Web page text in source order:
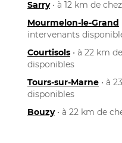
Sarry• à 12 km de
Mourmelon-le-Grand
intervenants
Courtisols • à 22 km
disponibles
Tours-sur-Marne • à
disponibles
Bouzy• à 22 km de